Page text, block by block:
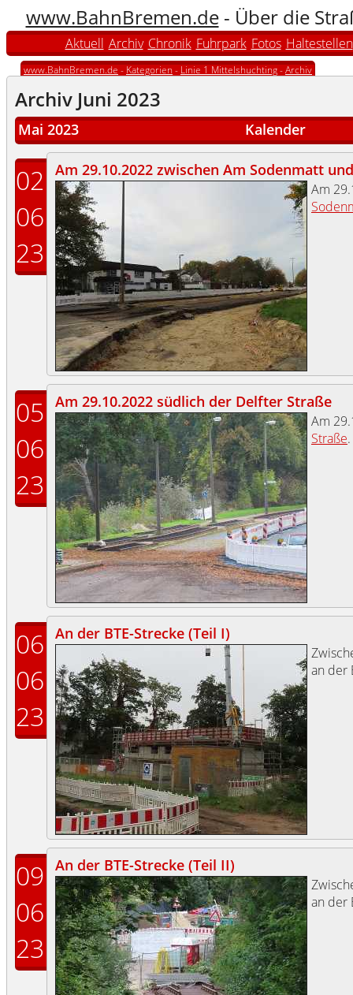
www.BahnBremen.de- Über die
Aktuell Archiv Chronik Fuhrpark Fotos Haltestellen
www.BahnBremen.de - Kategorien - Linie 1 Mittelshuchting-Archiv
Archiv Juni 2023
Mai 2023 Kalender
02
06
23
Am 29.10.2022 zwischen Am Sodenmatt
Am
05
06
23
Am 29.10.2022 südlich der Delfter Straße
Am
Straße.
06
06
23
An der BTE-Strecke (Teil I)
an der
09
06
23
An der BTE-Strecke (Teil II)
an der